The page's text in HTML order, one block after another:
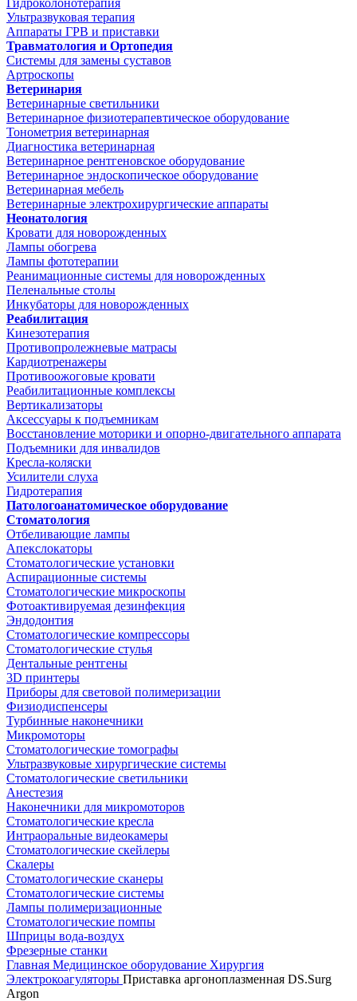
Гидроколонотерапия
Ультразвуковая терапия
Аппараты ГРВ и приставки
Травматология и Ортопедия
Системы для замены суставов
Артроскопы
Ветеринария
Ветеринарные светильники
Ветеринарное физиотерапевтическое оборудование
Тонометрия ветеринарная
Диагностика ветеринарная
Ветеринарное рентгеновское оборудование
Ветеринарное эндоскопическое оборудование
Ветеринарная мебель
Ветеринарные электрохирургические аппараты
Неонатология
Кровати для новорожденных
Лампы обогрева
Лампы фототерапии
Реанимационные системы для новорожденных
Пеленальные столы
Инкубаторы для новорожденных
Реабилитация
Кинезотерапия
Противопролежневые матрасы
Кардиотренажеры
Противоожоговые кровати
Реабилитационные комплексы
Вертикализаторы
Аксессуары к подъемникам
Восстановление моторики и опорно-двигательного аппарата
Подъемники для инвалидов
Кресла-коляски
Усилители слуха
Гидротерапия
Патологоанатомическое оборудование
Стоматология
Отбеливающие лампы
Апекслокаторы
Стоматологические установки
Аспирационные системы
Стоматологические микроскопы
Фотоактивируемая дезинфекция
Эндодонтия
Стоматологические компрессоры
Стоматологические стулья
Дентальные рентгены
3D принтеры
Приборы для световой полимеризации
Физиодиспенсеры
Турбинные наконечники
Микромоторы
Стоматологические томографы
Ультразвуковые хирургические системы
Стоматологические светильники
Анестезия
Наконечники для микромоторов
Стоматологические кресла
Интраоральные видеокамеры
Стоматологические скейлеры
Скалеры
Стоматологические сканеры
Стоматологические системы
Лампы полимеризационные
Стоматологические помпы
Шприцы вода-воздух
Фрезерные станки
Главная Медицинское оборудование Хирургия
Электрокоагуляторы Приставка аргоноплазменная DS.Surg
Argon